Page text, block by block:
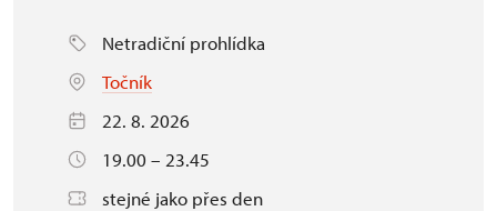
Netradiční prohlídka
Točník
22. 8. 2026
19.00 – 23.45
stejné jako přes den